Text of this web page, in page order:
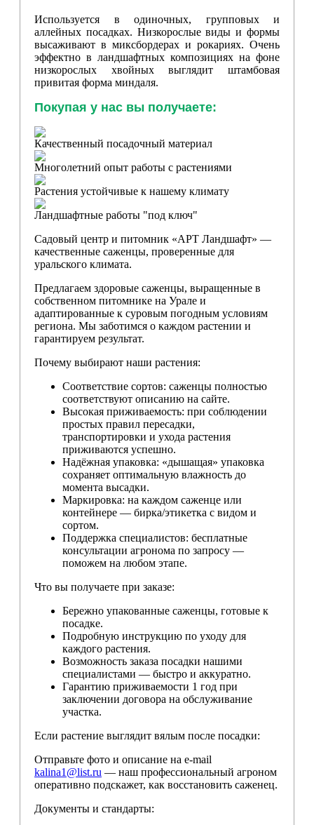
Используется в одиночных, групповых и
аллейных посадках. Низкорослые виды и формы
высаживают в миксбордерах и рокариях. Очень
эффектно в ландшафтных композициях на фоне
низкорослых хвойных выглядит штамбовая
привитая форма миндаля.
Покупая у нас вы получаете:
Качественный посадочный материал
Многолетний опыт работы с растениями
Растения устойчивые к нашему климату
Ландшафтные работы "под ключ"
Садовый центр и питомник «АРТ Ландшафт» —
качественные саженцы, проверенные для
уральского климата.
Предлагаем здоровые саженцы, выращенные в
собственном питомнике на Урале и
адаптированные к суровым погодным условиям
региона. Мы заботимся о каждом растении и
гарантируем результат.
Почему выбирают наши растения:
Соответствие сортов: саженцы полностью
соответствуют описанию на сайте.
Высокая приживаемость: при соблюдении
простых правил пересадки,
транспортировки и ухода растения
приживаются успешно.
Надёжная упаковка: «дышащая» упаковка
сохраняет оптимальную влажность до
момента высадки.
Маркировка: на каждом саженце или
контейнере — бирка/этикетка с видом и
сортом.
Поддержка специалистов: бесплатные
консультации агронома по запросу —
поможем на любом этапе.
Что вы получаете при заказе:
Бережно упакованные саженцы, готовые к
посадке.
Подробную инструкцию по уходу для
каждого растения.
Возможность заказа посадки нашими
специалистами — быстро и аккуратно.
Гарантию приживаемости 1 год при
заключении договора на обслуживание
участка.
Если растение выглядит вялым после посадки:
Отправьте фото и описание на e-mail
kalina1@list.ru — наш профессиональный агроном
оперативно подскажет, как восстановить саженец.
Документы и стандарты: